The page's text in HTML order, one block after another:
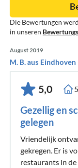
Die Bewertungen
in unseren
August 2019
M. B. aus Eindhoven
5,0 5
Gezellig en
gelegen
Vriendelijk
gekregen. Er is
restaurants in